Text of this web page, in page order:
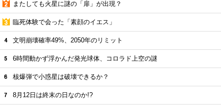
またしても火星に謎の「扉」が出現？
臨死体験で会った「素顔のイエス」
文明崩壊確率49%、2050年のリミット
6時間動かず浮かんだ発光球体、コロラド上空の謎
核爆弾で小惑星は破壊できるか？
8月12日は終末の日なのか!?